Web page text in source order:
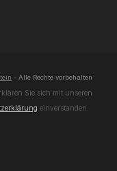
- Alle Rechte vorbehalten
Sie sich mit unseren
einverstanden.